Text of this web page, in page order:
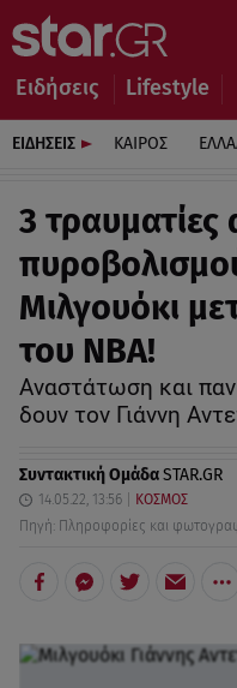
Ειδήσεις Lifestyle
ΕΙΔΗΣΕΙΣ ΚΑΙΡΟΣ
3 τραυματίες
Μιλγουόκι
του NBA!
Αναστάτωση και
δουν τον Γιάννη
Συντακτική ΟμάδαSTAR.GR
14.05.22, 13:56
ΚΟΣΜΟΣ
Πηγή: Πληροφορίες και